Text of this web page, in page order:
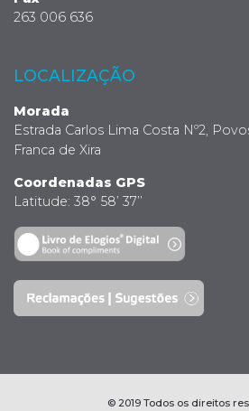
263 006 636
LOCALIZAÇÃO
Morada
Estrada Carlos Lima Costa Nº2,
Franca de Xira
Coordenadas GPS
Latitude: 38° 58’ 37’’
© 2019 Todos os direitos